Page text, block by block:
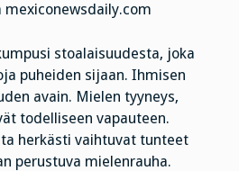
mexiconewsdaily.com
stoalaisuudesta, joka
puheiden sijaan. Ihmisen
avain. Mielen tyyneys,
todelliseen vapauteen.
herkästi vaihtuvat tunteet
perustuva mielenrauha.